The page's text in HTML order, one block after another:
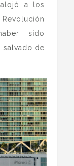
a los
sido
salvado de